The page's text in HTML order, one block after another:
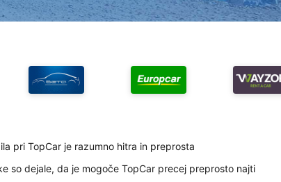
pri TopCar je razumno hitra in preprosta
so dejale, da je mogoče TopCar precej preprosto najti